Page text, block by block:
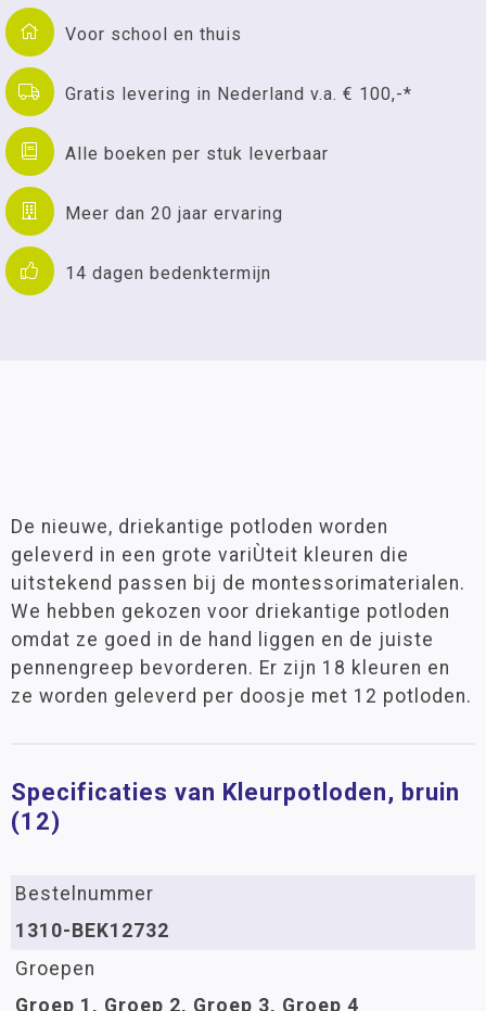
Voor school en thuis
Gratis levering in Nederland v.a. € 100,-*
Alle boeken per stuk leverbaar
Meer dan 20 jaar ervaring
14 dagen bedenktermijn
De nieuwe, driekantige potloden worden
geleverd in een grote variÙteit kleuren die
uitstekend passen bij de montessorimaterialen.
We hebben gekozen voor driekantige potloden
omdat ze goed in de hand liggen en de juiste
pennengreep bevorderen. Er zijn 18 kleuren en
ze worden geleverd per doosje met 12 potloden.
Specificaties van Kleurpotloden, bruin
(12)
Bestelnummer
1310-BEK12732
Groepen
Groep 1, Groep 2, Groep 3, Groep 4